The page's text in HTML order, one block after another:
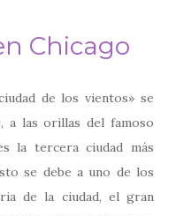
Chicago
de los vientos» se
a las orillas del famoso
la tercera ciudad más
se debe a uno de los
de la ciudad, el gran